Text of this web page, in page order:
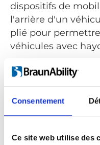
Consentement
Ce site web utilise des
dispositifs de
l'arrière d'un
plié pour
véhicules avec
Tous les
pivot sont
commande
être installé dans
fourgonnettes ou